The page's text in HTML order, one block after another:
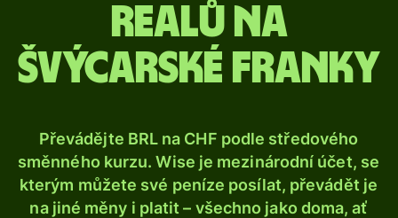
realů na
švýcarské franky
Převádějte BRL na CHF podle středového
směnného kurzu. Wise je mezinárodní účet, se
kterým můžete své peníze posílat, převádět je
na jiné měny i platit – všechno jako doma, ať